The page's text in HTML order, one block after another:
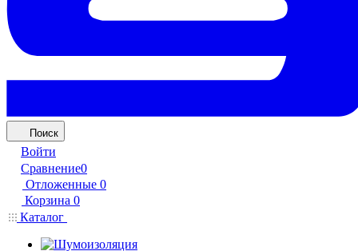
Поиск
Войти
Сравнение0
Отложенные 0
Корзина 0
Каталог